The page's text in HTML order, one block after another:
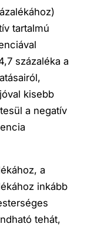
tartalmú
százaléka a
kisebb
a negatív
a
inkább
tehát,